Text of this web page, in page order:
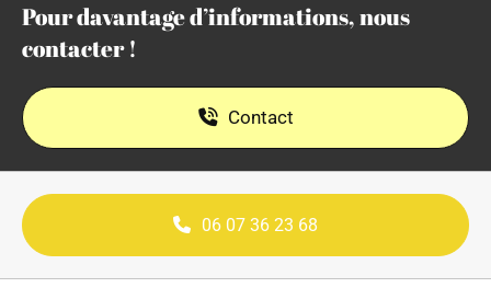
Pour davantage d’informations, nous
contacter !
Contact
06 07 36 23 68